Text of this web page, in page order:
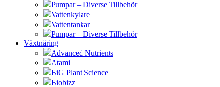
Pumpar – Diverse Tillbehör
Vattenkylare
Vattentankar
Pumpar – Diverse Tillbehör
Växtnäring
Advanced Nutrients
Atami
BiG Plant Science
Biobizz